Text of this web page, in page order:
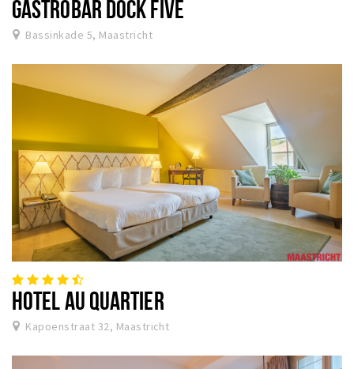
GASTROBAR DOCK FIVE
Bassinkade 5, Maastricht
HOTEL AU QUARTIER
Kapoenstraat 32, Maastricht